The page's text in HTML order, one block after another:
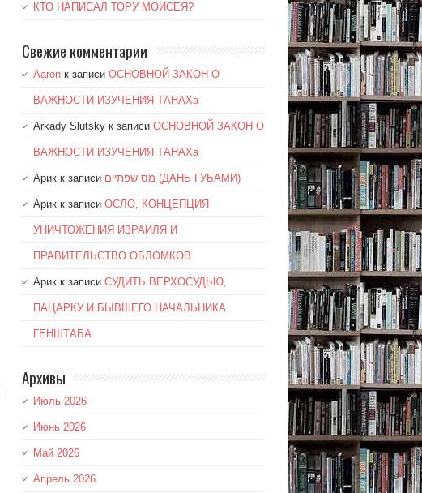
КТО НАПИСАЛ ТОРУ МОИСЕЯ?
Свежие комментарии
Aaron к записи ОСНОВНОЙ ЗАКОН О
ВАЖНОСТИ ИЗУЧЕНИЯ ТАНАХа
Arkady Slutsky к записи ОСНОВНОЙ ЗАКОН О
ВАЖНОСТИ ИЗУЧЕНИЯ ТАНАХа
Арик к записи מס שפתיים (ДАНЬ ГУБАМИ)
Арик к записи ОСЛО, КОНЦЕПЦИЯ
УНИЧТОЖЕНИЯ ИЗРАИЛЯ И
ПРАВИТЕЛЬСТВО ОБЛОМКОВ
Арик к записи СУДИТЬ ВЕРХОСУДЬЮ,
ПАЦАРКУ И БЫВШЕГО НАЧАЛЬНИКА
ГЕНШТАБА
Архивы
Июль 2026
Июнь 2026
Май 2026
Апрель 2026